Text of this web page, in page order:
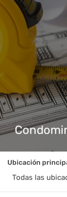
Ubicación
Todas las